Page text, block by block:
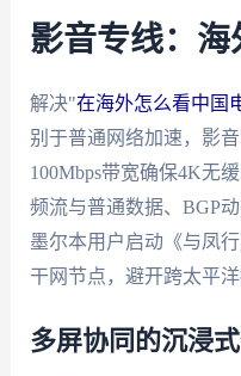
影音专线：
解决"在海外怎么看中国
别于普通网络加速，影
100Mbps带宽确保4K无
频流与普通数据、BGP
墨尔本用户启动《与凤
干网节点，避开跨太平洋
多屏协同的沉浸